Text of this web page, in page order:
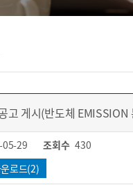
고 게시(반도체 EMISSION
05-29 조회수 430
로드(2)